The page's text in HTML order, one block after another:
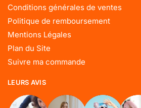
Conditions générales de ventes
Politique de remboursement
Mentions Légales
Plan du Site
Suivre ma commande
LEURS AVIS